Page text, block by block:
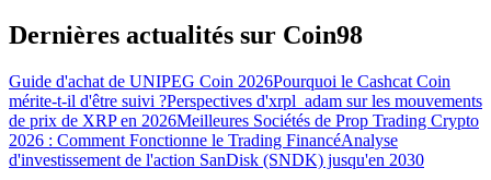
Dernières actualités sur Coin98
Guide d'achat de UNIPEG Coin 2026Pourquoi le Cashcat Coin
mérite-t-il d'être suivi ?Perspectives d'xrpl_adam sur les mouvements
de prix de XRP en 2026Meilleures Sociétés de Prop Trading Crypto
2026 : Comment Fonctionne le Trading FinancéAnalyse
d'investissement de l'action SanDisk (SNDK) jusqu'en 2030